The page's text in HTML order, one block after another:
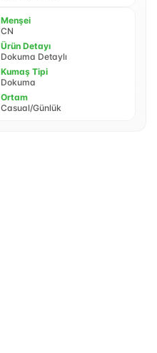
Menşei
CN
Ürün Detayı
Dokuma Detaylı
Kumaş Tipi
Dokuma
Ortam
Casual/Günlük